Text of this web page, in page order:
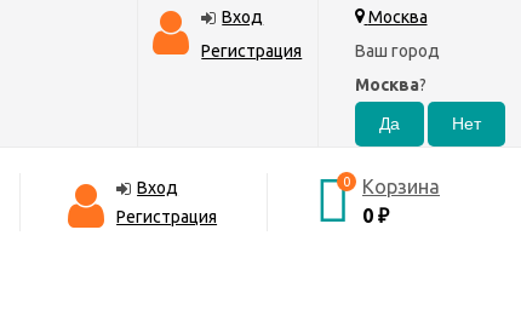
Вход
Регистрация
Москва
Ваш город
Москва?
Вход
Регистрация
0
Корзина
0 ₽